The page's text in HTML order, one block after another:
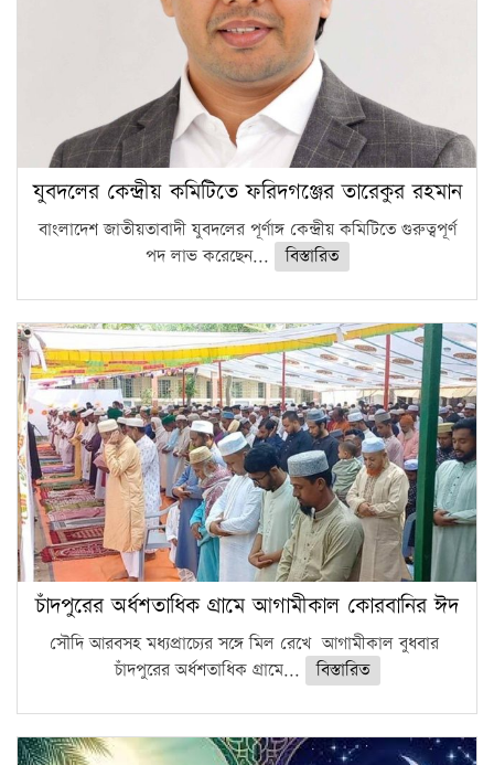
যুবদলের কেন্দ্রীয় কমিটিতে ফরিদগঞ্জের তারেকুর রহমান
বাংলাদেশ জাতীয়তাবাদী যুবদলের পূর্ণাঙ্গ কেন্দ্রীয় কমিটিতে গুরুত্বপূর্ণ
পদ লাভ করেছেন...
বিস্তারিত
চাঁদপুরের অর্ধশতাধিক গ্রামে আগামীকাল কোরবানির ঈদ
সৌদি আরবসহ মধ্যপ্রাচ্যের সঙ্গে মিল রেখে আগামীকাল বুধবার
চাঁদপুরের অর্ধশতাধিক গ্রামে...
বিস্তারিত